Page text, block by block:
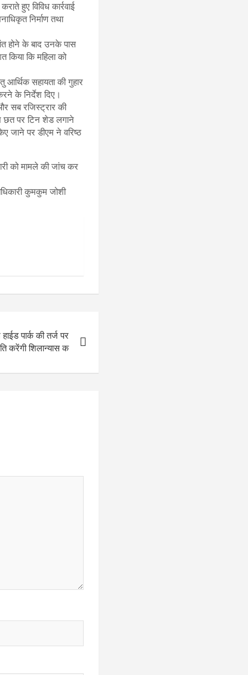
हुए विविध कार्रवाई
निर्माण तथा
होने के बाद उनके पास
किया कि महिला को
आर्थिक सहायता की गुहार
के निर्देश दिए।
सब रजिस्ट्रार की
छत पर टिन शेड लगाने
जाने पर डीएम ने वरिष्ठ
को मामले की जांच कर
कुमकुम जोशी
पार्क की तर्ज पर
करेंगी शिलान्यास क